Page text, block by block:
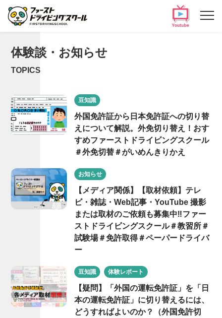
体験談・お知らせ
TOPICS
豆知識
外国免許証から日本免許証への切り替
えについて解説。外免切り替え！おす
すめファーストドライビングスクール
＃外免切替＃がいめんきりかえ
お知らせ
【メディア関係】【取材依頼】テレ
ビ・雑誌・Web記事・YouTube 撮影
または取材のご依頼も募集中‼ファー
ストドライビングスクール＃教習所＃
試験場＃免許取得＃ペーパードライバ
ー
豆知識 体験レポート
【疑問】「外国の運転免許証」を「日
本の運転免許証」に切り替えるには、
どうすればよいのか？（外国免許切